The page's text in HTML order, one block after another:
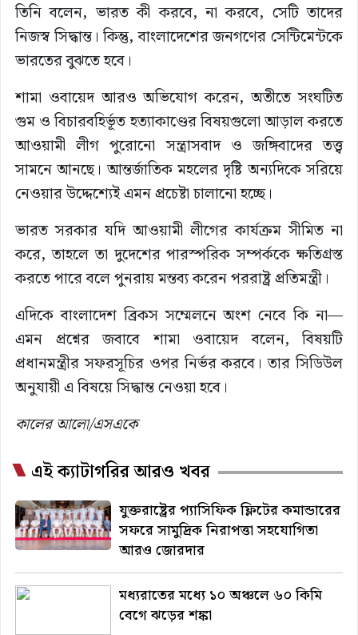
তিনি বলেন, ভারত কী করবে, না করবে, সেটি তাদের
নিজস্ব সিদ্ধান্ত। কিন্তু, বাংলাদেশের জনগণের সেন্টিমেন্টকে
ভারতের বুঝতে হবে।
শামা ওবায়েদ আরও অভিযোগ করেন, অতীতে সংঘটিত
গুম ও বিচারবহির্ভূত হত্যাকাণ্ডের বিষয়গুলো আড়াল করতে
আওয়ামী লীগ পুরোনো সন্ত্রাসবাদ ও জঙ্গিবাদের তত্ত্ব
সামনে আনছে। আন্তর্জাতিক মহলের দৃষ্টি অন্যদিকে সরিয়ে
নেওয়ার উদ্দেশ্যেই এমন প্রচেষ্টা চালানো হচ্ছে।
ভারত সরকার যদি আওয়ামী লীগের কার্যক্রম সীমিত না
করে, তাহলে তা দুদেশের পারস্পরিক সম্পর্ককে ক্ষতিগ্রস্ত
করতে পারে বলে পুনরায় মন্তব্য করেন পররাষ্ট্র প্রতিমন্ত্রী।
এদিকে বাংলাদেশ ব্রিকস সম্মেলনে অংশ নেবে কি না—
এমন প্রশ্নের জবাবে শামা ওবায়েদ বলেন, বিষয়টি
প্রধানমন্ত্রীর সফরসূচির ওপর নির্ভর করবে। তার সিডিউল
অনুযায়ী এ বিষয়ে সিদ্ধান্ত নেওয়া হবে।
কালের আলো/এসএকে
এই ক্যাটাগরির আরও খবর
যুক্তরাষ্ট্রের প্যাসিফিক ফ্লিটের কমান্ডারের
সফরে সামুদ্রিক নিরাপত্তা সহযোগিতা
আরও জোরদার
মধ্যরাতের মধ্যে ১০ অঞ্চলে ৬০ কিমি
বেগে ঝড়ের শঙ্কা